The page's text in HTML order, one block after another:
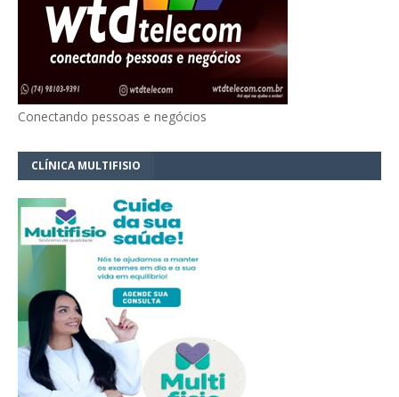
Conectando pessoas e negócios
CLÍNICA MULTIFISIO